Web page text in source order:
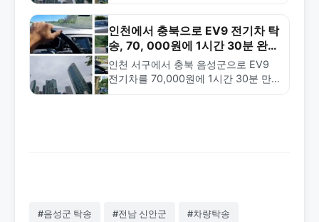
인천에서 충북으로 EV9 전기차 탁
송, 70, 000원에 1시간 30분 완
료!
인천 서구에서 충북 음성군으로 EV9
전기차를 70,000원에 1시간 30분 만
#음성군 탁송 #전남 신안군 #차량탁송